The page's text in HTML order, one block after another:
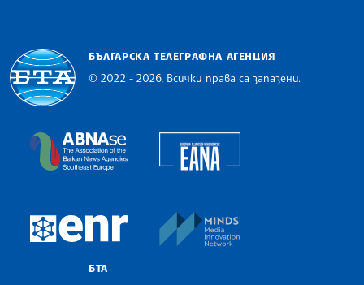
БЪЛГАРСКА ТЕЛЕГРАФНА АГЕНЦИЯ
© 2022 - 2026, Всички права са запазени.
The Assocoation of the Balkan News Agencies
European Newsroom
БТА